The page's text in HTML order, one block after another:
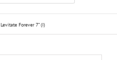
Levitate Forever 7” (I)